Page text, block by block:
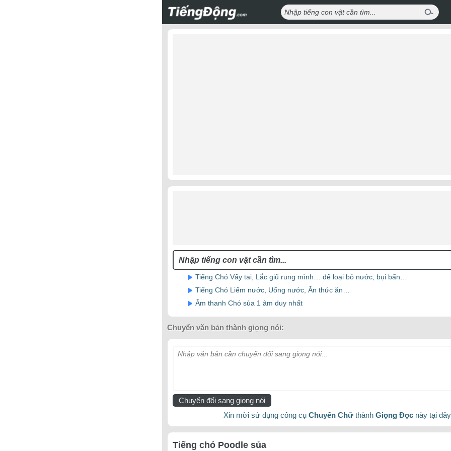
Tiếng Chó Vẩy tai, Lắc giũ rung mình… để loại bỏ nước, bụi bẩn…
Tiếng Chó Liếm nước, Uống nước, Ăn thức ăn…
Âm thanh Chó sủa 1 âm duy nhất
Chuyển văn bản thành giọng nói:
Nhập văn bản cần chuyển đổi sang giọng nói...
Chuyển đổi sang giọng nói
Xin mời sử dụng công cụ Chuyển Chữ thành Giọng Đọc này tại
Tiếng chó Poodle sủa